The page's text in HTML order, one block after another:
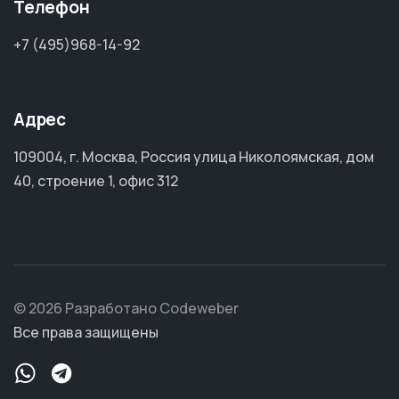
Телефон
+7 (495)968-14-92
Адрес
109004, г. Москва, Россия улица Николоямская, дом
40, строение 1, офис 312
© 2026 Разработано Codeweber
Все права защищены